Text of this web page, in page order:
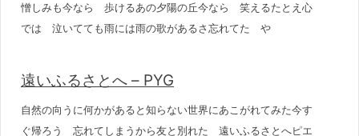
憎しみも今なら 歩けるあの夕陽の丘今なら 笑えるたとえ心
では 泣いてても雨には雨の歌があるさ忘れてた や
遠いふるさとへ – PYG
自然の向うに何かがあると知らない世界にあこがれてみた今す
ぐ帰ろう 忘れてしまうから友と別れた 遠いふるさとへピエ